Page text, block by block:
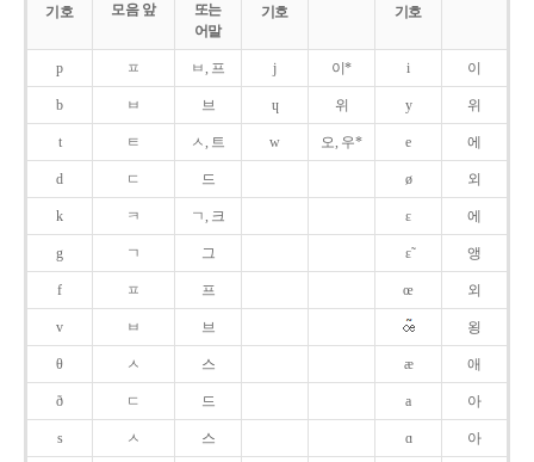
기호
기호
기호
모음 앞
또는
어말
p ㅍ ㅂ, 프 j 이* i 이
b ㅂ 브 ɥ 위 y 위
t ㅌ ㅅ, 트 w 오, 우* e 에
d ㄷ 드 ø 외
k ㅋ ㄱ, 크 ɛ 에
g ㄱ 그 ɛ̃ 앵
f ㅍ 프 œ 외
v ㅂ 브 욍
θ ㅅ 스 æ 애
ð ㄷ 드 a 아
s ㅅ 스 ɑ 아